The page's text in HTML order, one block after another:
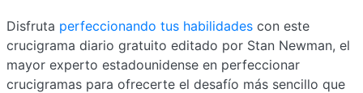
Disfruta perfeccionando tus habilidades con este
crucigrama diario gratuito editado por Stan Newman, el
mayor experto estadounidense en perfeccionar
crucigramas para ofrecerte el desafío más sencillo que